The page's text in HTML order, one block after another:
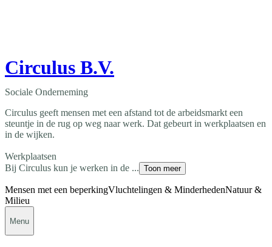
Circulus B.V.
Sociale Onderneming
Circulus geeft mensen met een afstand tot de arbeidsmarkt een
steuntje in de rug op weg naar werk. Dat gebeurt in werkplaatsen en
in de wijken.
Werkplaatsen
Bij Circulus kun je werken in de ... Toon meer
Mensen met een beperkingVluchtelingen & MinderhedenNatuur &
Milieu
Menu